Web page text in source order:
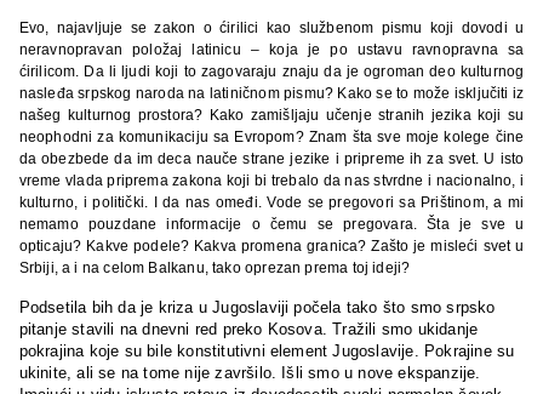
Evo, najavljuje se zakon o ćirilici kao službenom pismu koji dovodi u
neravnopravan položaj latinicu – koja je po ustavu ravnopravna sa
ćirilicom. Da li ljudi koji to zagovaraju znaju da je ogroman deo kulturnog
nasleđa srpskog naroda na latiničnom pismu? Kako se to može isključiti iz
našeg kulturnog prostora? Kako zamišljaju učenje stranih jezika koji su
neophodni za komunikaciju sa Evropom? Znam šta sve moje kolege čine
da obezbede da im deca nauče strane jezike i pripreme ih za svet. U isto
vreme vlada priprema zakona koji bi trebalo da nas stvrdne i nacionalno, i
kulturno, i politički. I da nas omeđi. Vode se pregovori sa Prištinom, a mi
nemamo pouzdane informacije o čemu se pregovara. Šta je sve u
opticaju? Kakve podele? Kakva promena granica? Zašto je misleći svet u
Srbiji, a i na celom Balkanu, tako oprezan prema toj ideji?
Podsetila bih da je kriza u Jugoslaviji počela tako što smo srpsko
pitanje stavili na dnevni red preko Kosova. Tražili smo ukidanje
pokrajina koje su bile konstitutivni element Jugoslavije. Pokrajine su
ukinite, ali se na tome nije završilo. Išli smo u nove ekspanzije.